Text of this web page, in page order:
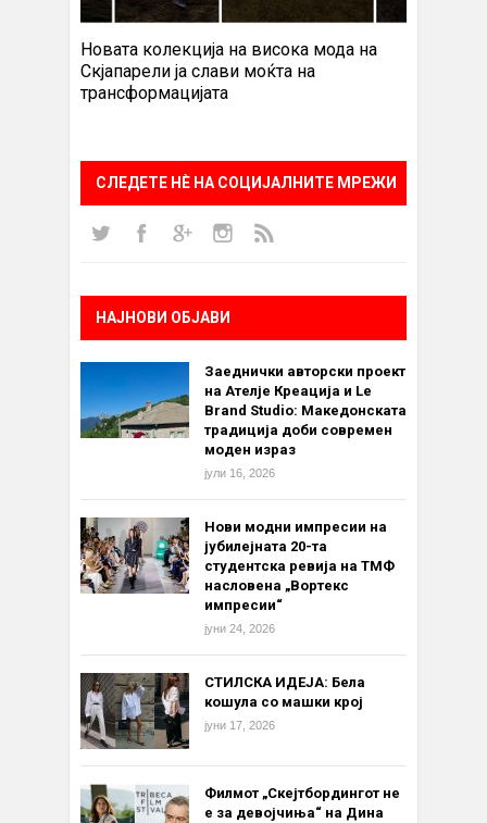
Новата колекција на висока мода на
Скјапарели ја слави моќта на
трансформацијата
СЛЕДЕТЕ НÈ НА СОЦИЈАЛНИТЕ МРЕЖИ
НАЈНОВИ ОБЈАВИ
Заеднички авторски проект
на Ателје Креација и Le
Brand Studio: Македонската
традиција доби современ
моден израз
јули 16, 2026
Нови модни импресии на
јубилејната 20-та
студентска ревија на ТМФ
насловена „Вортекс
импресии“
јуни 24, 2026
СТИЛСКА ИДЕЈА: Бела
кошула со машки крој
јуни 17, 2026
Филмот „Скејтбордингот не
е за девојчиња“ на Дина